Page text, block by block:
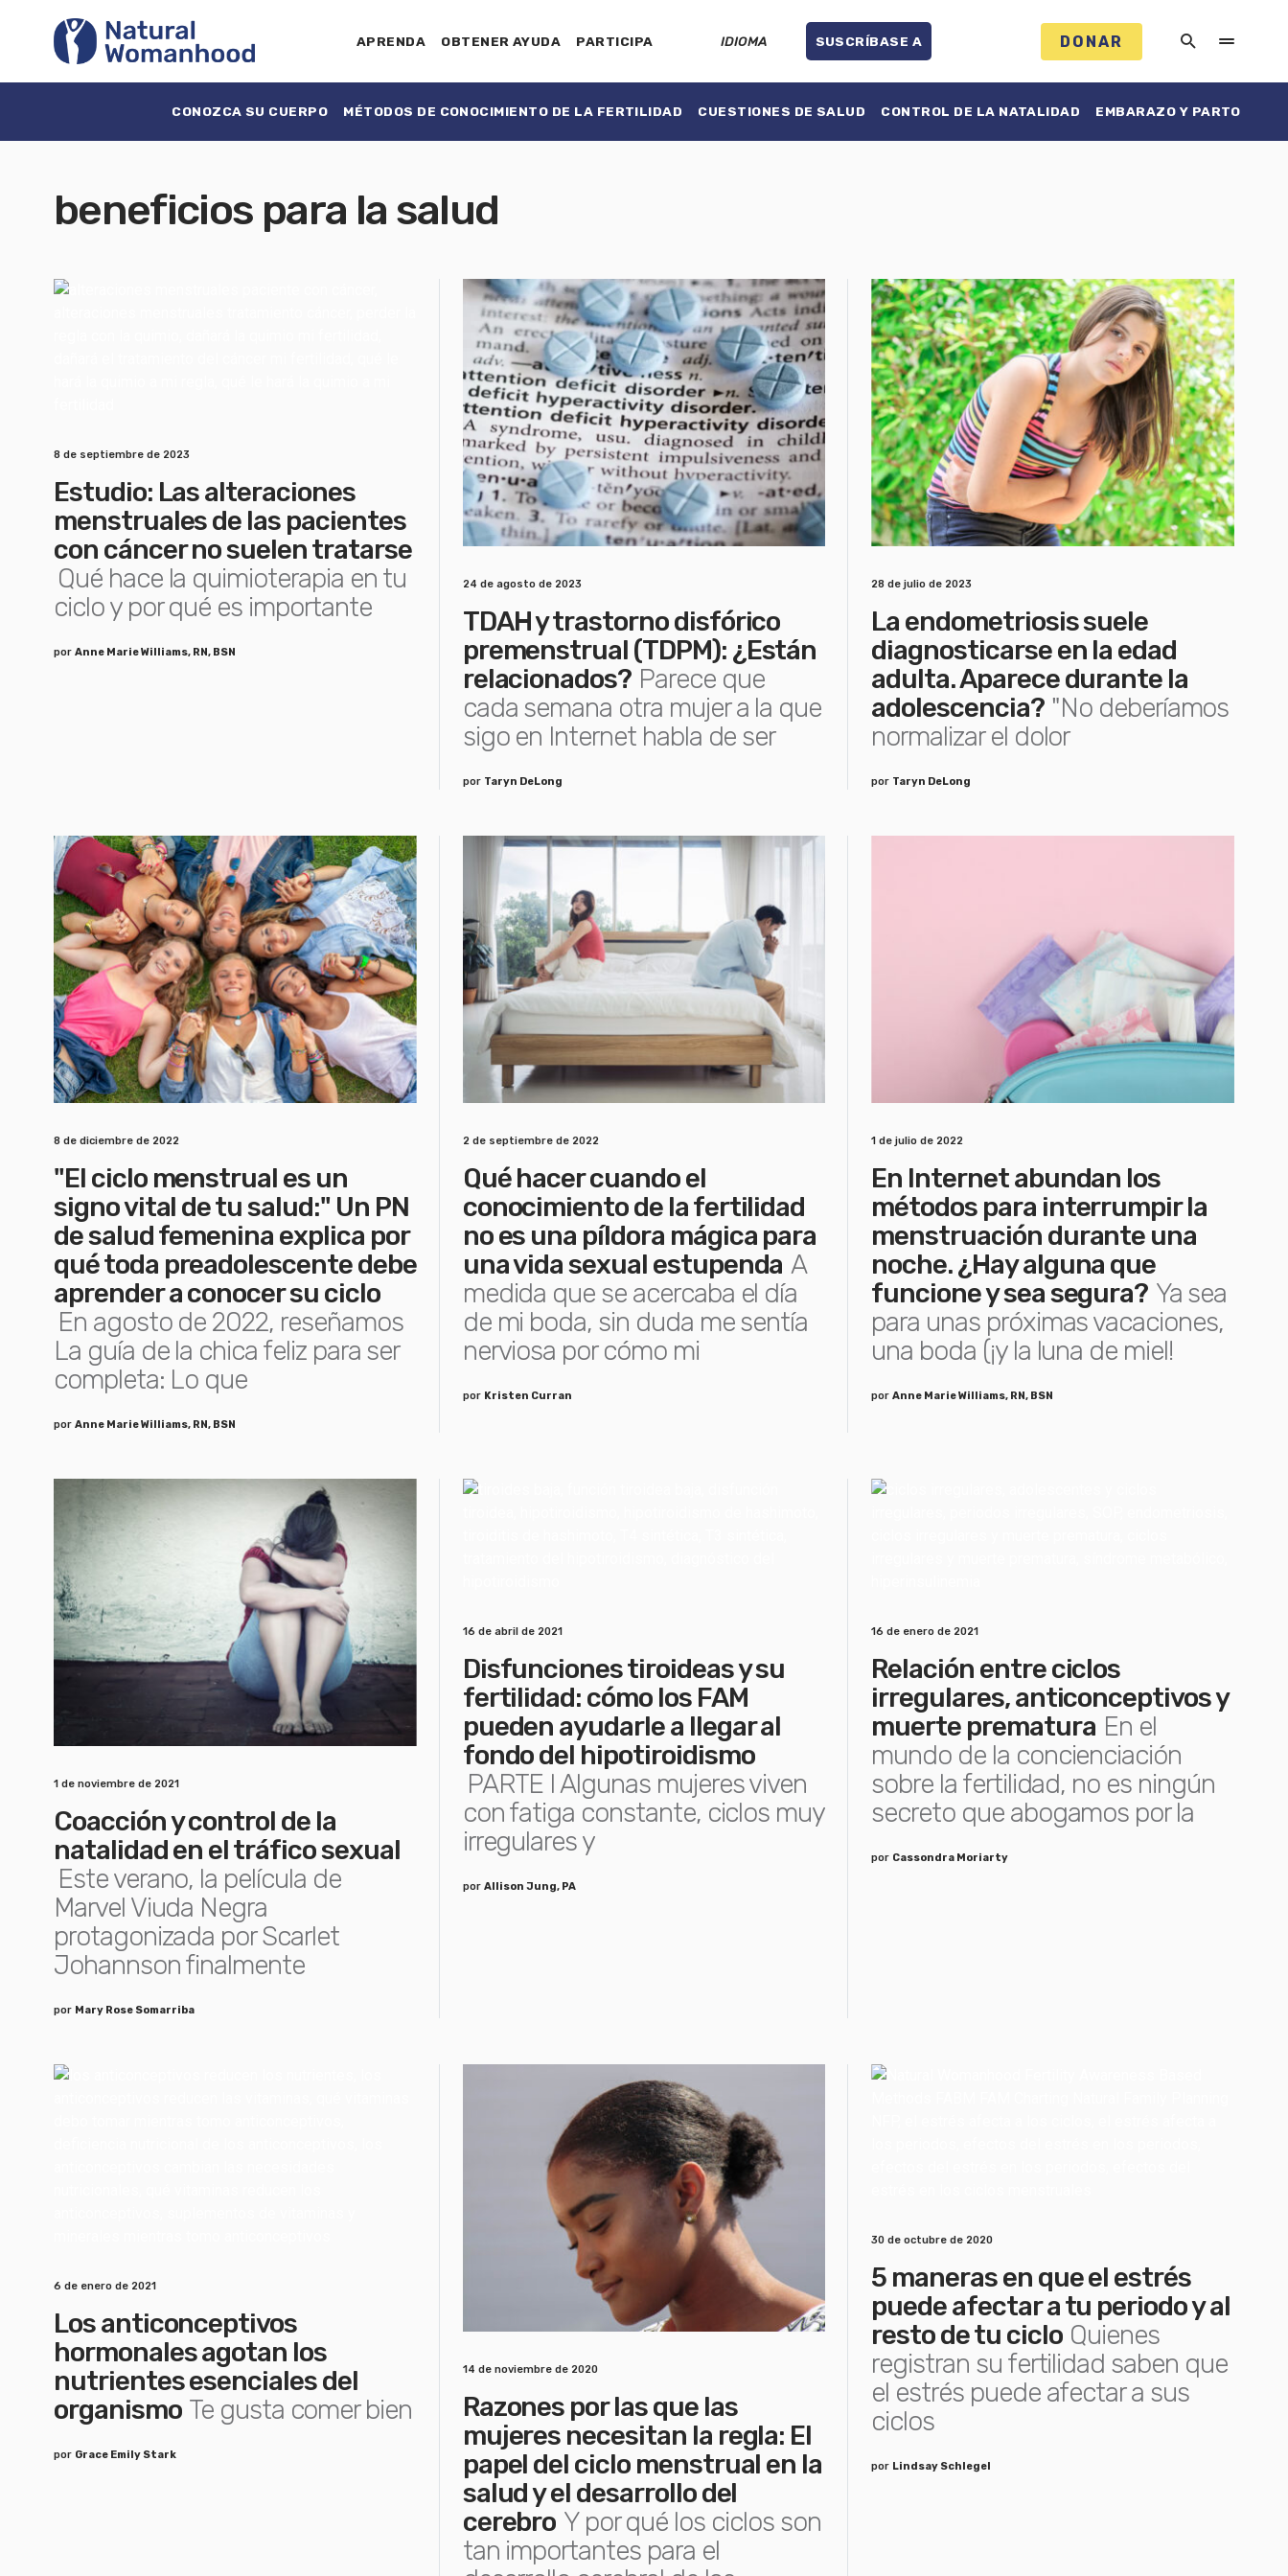
APRENDA OBTENER AYUDA PARTICIPA IDIOMA SUSCRÍBASE A DONAR
CONOZCA SU CUERPO MÉTODOS DE CONOCIMIENTO DE LA FERTILIDAD CUESTIONES DE SALUD CONTROL DE LA NATALIDAD EMBARAZO Y PARTO
beneficios para la salud
8 de septiembre de 2023
Estudio: Las alteraciones
menstruales de las pacientes
con cáncer no suelen tratarse
Qué hace la quimioterapia en tu
ciclo y por qué es importante
por Anne Marie Williams, RN, BSN
24 de agosto de 2023
TDAH y trastorno disfórico
premenstrual (TDPM): ¿Están
relacionados? Parece que
cada semana otra mujer a la que
sigo en Internet habla de ser
por Taryn DeLong
28 de julio de 2023
La endometriosis suele
diagnosticarse en la edad
adulta. Aparece durante la
adolescencia? "No deberíamos
normalizar el dolor
por Taryn DeLong
8 de diciembre de 2022
"El ciclo menstrual es un
signo vital de tu salud:" Un PN
de salud femenina explica por
qué toda preadolescente debe
aprender a conocer su ciclo
En agosto de 2022, reseñamos
La guía de la chica feliz para ser
completa: Lo que
por Anne Marie Williams, RN, BSN
2 de septiembre de 2022
Qué hacer cuando el
conocimiento de la fertilidad
no es una píldora mágica para
una vida sexual estupenda A
medida que se acercaba el día
de mi boda, sin duda me sentía
nerviosa por cómo mi
por Kristen Curran
1 de julio de 2022
En Internet abundan los
métodos para interrumpir la
menstruación durante una
noche. ¿Hay alguna que
funcione y sea segura? Ya sea
para unas próximas vacaciones,
una boda (¡y la luna de miel!
por Anne Marie Williams, RN, BSN
1 de noviembre de 2021
Coacción y control de la
natalidad en el tráfico sexual
Este verano, la película de
Marvel Viuda Negra
protagonizada por Scarlet
Johannson finalmente
por Mary Rose Somarriba
16 de abril de 2021
Disfunciones tiroideas y su
fertilidad: cómo los FAM
pueden ayudarle a llegar al
fondo del hipotiroidismo
PARTE I Algunas mujeres viven
con fatiga constante, ciclos muy
irregulares y
por Allison Jung, PA
16 de enero de 2021
Relación entre ciclos
irregulares, anticonceptivos y
muerte prematura En el
mundo de la concienciación
sobre la fertilidad, no es ningún
secreto que abogamos por la
por Cassondra Moriarty
6 de enero de 2021
Los anticonceptivos
hormonales agotan los
nutrientes esenciales del
organismo Te gusta comer bien
por Grace Emily Stark
14 de noviembre de 2020
Razones por las que las
mujeres necesitan la regla: El
papel del ciclo menstrual en la
salud y el desarrollo del
cerebro Y por qué los ciclos son
tan importantes para el
30 de octubre de 2020
5 maneras en que el estrés
puede afectar a tu periodo y al
resto de tu ciclo Quienes
registran su fertilidad saben que
el estrés puede afectar a sus
ciclos
por Lindsay Schlegel